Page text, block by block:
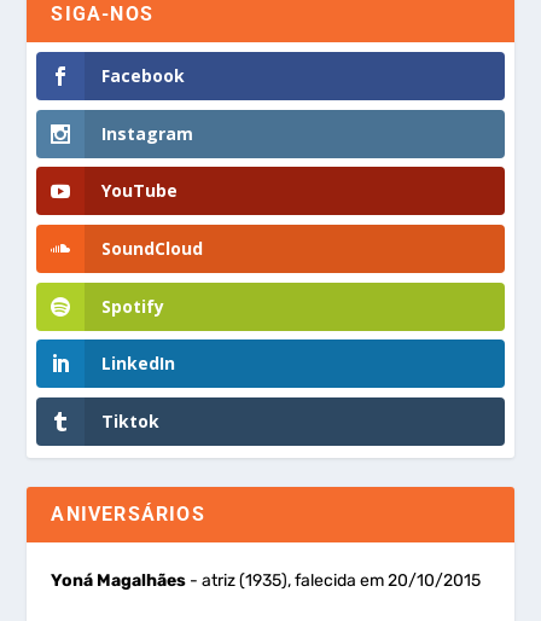
SIGA-NOS
Facebook
Instagram
YouTube
SoundCloud
Spotify
LinkedIn
Tiktok
ANIVERSÁRIOS
Yoná Magalhães - atriz (1935), falecida em 20/10/2015